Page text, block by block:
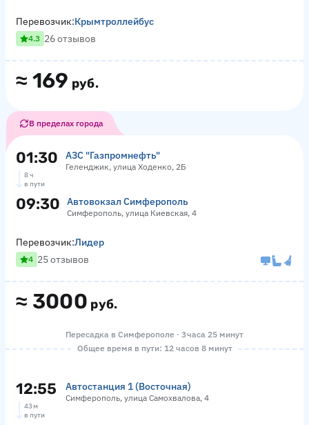
≈ 169 руб.
Перевозчик:Крымтроллейбус
4.3 26 отзывов
В пределах города
01:30 АЗС "Газпромнефть"
Геленджик, улица Ходенко, 2Б
8 ч
в пути
09:30 Автовокзал Симферополь
Симферополь, улица Киевская, 4
≈ 3000 руб.
Перевозчик:Лидер
4 25 отзывов
Пересадка в Симферополе · 3 часа 25 минут
Общее время в пути: 12 часов 8 минут
12:55 Автостанция 1 (Восточная)
Симферополь, улица Самохвалова, 4
43 м
в пути